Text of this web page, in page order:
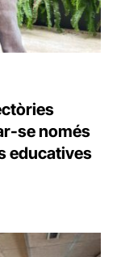
se només
educatives